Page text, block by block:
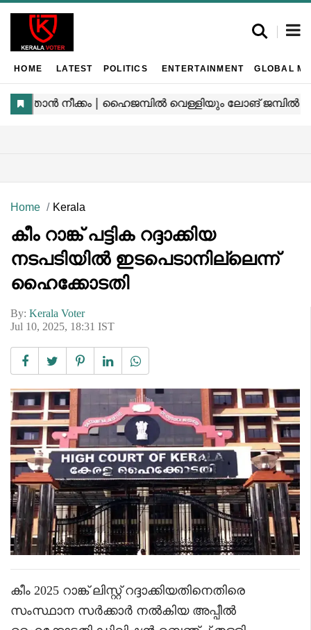
HOME LATEST POLITICS ENTERTAINMENT GLOBAL
Home Kerala
കീം റാങ്ക് പട്ടിക റദ്ദാക്കിയ
നടപടിയിൽ ഇടപെടാനില്ലെന്ന്
ഹൈക്കോടതി
By: Kerala Voter
Jul 10, 2025, 18:31 IST
കീം 2025 റാങ്ക് ലിസ്റ്റ് റദ്ദാക്കിയതിനെതിരെ
സംസ്ഥാന സർക്കാർ നൽകിയ അപ്പീൽ